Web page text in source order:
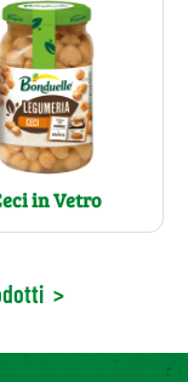
in Vetro
>